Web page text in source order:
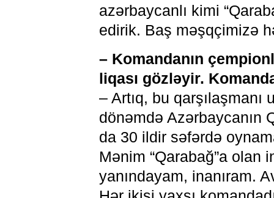
azərbaycanlı kimi
edirik. Baş məşqçimizə
– Komandanın
liqası gözləyir.
– Artıq, bu
dönəmdə Azərbaycanın
da 30 ildir səfərdə
Mənim “Qarabağ”a olan
yanındayam, inanıram.